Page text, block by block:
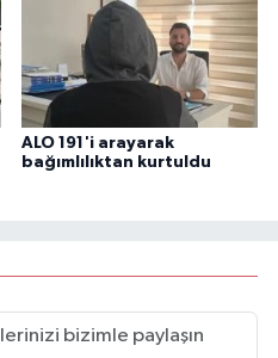
ALO 191'i arayarak
bağımlılıktan kurtuldu